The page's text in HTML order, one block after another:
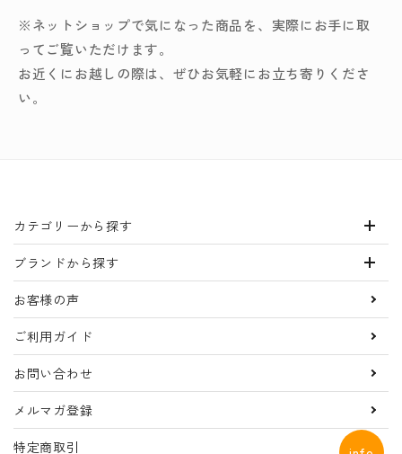
※ネットショップで気になった商品を、実際にお手に取
ってご覧いただけます。
お近くにお越しの際は、ぜひお気軽にお立ち寄りくださ
い。
カテゴリーから探す
ブランドから探す
お客様の声
ご利用ガイド
お問い合わせ
メルマガ登録
特定商取引